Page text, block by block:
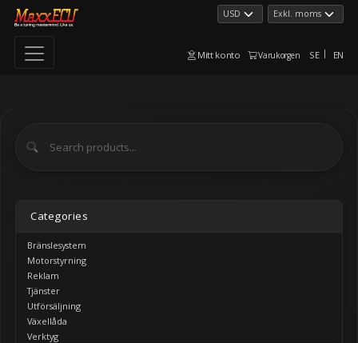
Mitt konto Varukorgen SE EN
Categories
Bränslesystem
Motorstyrning
Reklam
Tjänster
Utförsäljning
Växellåda
Verktyg